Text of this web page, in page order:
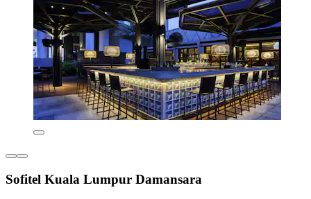
Sofitel Kuala Lumpur Damansara